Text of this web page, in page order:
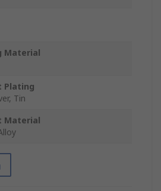
Material
Plating
Tin
Material